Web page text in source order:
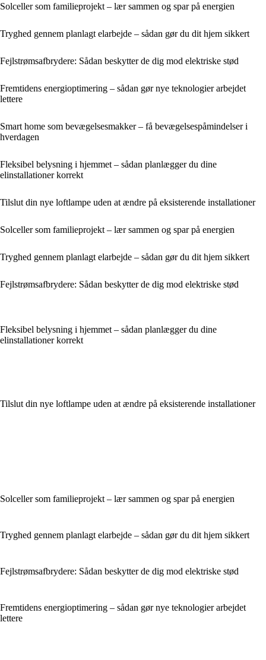
Solceller som familieprojekt – lær sammen og spar på energien
Tryghed gennem planlagt elarbejde – sådan gør du dit hjem sikkert
Fejlstrømsafbrydere: Sådan beskytter de dig mod elektriske stød
Fremtidens energioptimering – sådan gør nye teknologier arbejdet
lettere
Smart home som bevægelsesmakker – få bevægelsespåmindelser i
hverdagen
Fleksibel belysning i hjemmet – sådan planlægger du dine
elinstallationer korrekt
Tilslut din nye loftlampe uden at ændre på eksisterende installationer
Solceller som familieprojekt – lær sammen og spar på energien
Tryghed gennem planlagt elarbejde – sådan gør du dit hjem sikkert
Fejlstrømsafbrydere: Sådan beskytter de dig mod elektriske stød
Fleksibel belysning i hjemmet – sådan planlægger du dine
elinstallationer korrekt
Tilslut din nye loftlampe uden at ændre på eksisterende installationer
Solceller som familieprojekt – lær sammen og spar på energien
Tryghed gennem planlagt elarbejde – sådan gør du dit hjem sikkert
Fejlstrømsafbrydere: Sådan beskytter de dig mod elektriske stød
Fremtidens energioptimering – sådan gør nye teknologier arbejdet
lettere